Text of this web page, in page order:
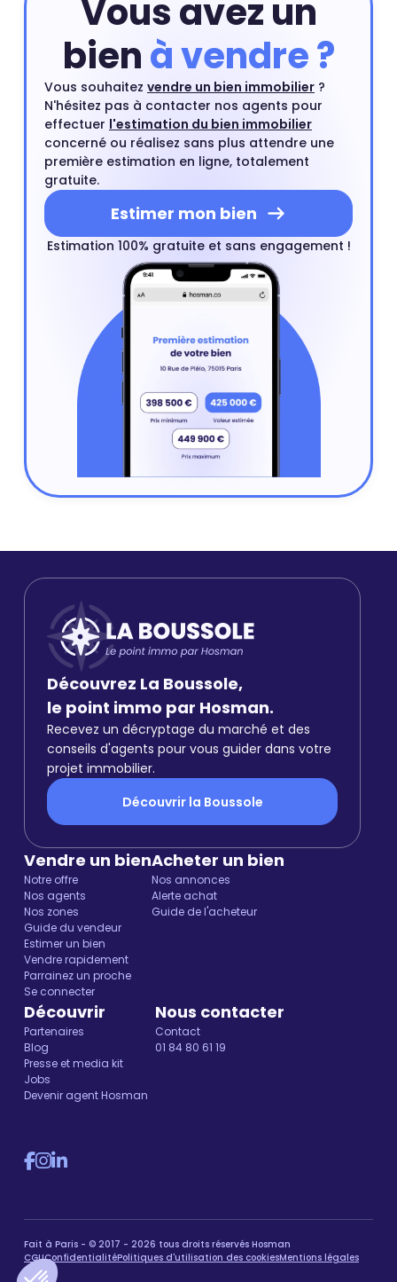
Vous avez un
bienà vendre ?
Vous souhaitez vendre un bien immobilier ?
N'hésitez pas à contacter nos agents pour
effectuer l'estimation du bien immobilier
concerné ou réalisez sans plus attendre une
première estimation en ligne, totalement
gratuite.
Estimer mon bien
Estimation 100% gratuite et sans engagement !
Découvrez La Boussole,
le point immo par Hosman.
Recevez un décryptage du marché et des
conseils d'agents pour vous guider dans votre
projet immobilier.
Découvrir la Boussole
Vendre un bien
Notre offre
Nos agents
Nos zones
Guide du vendeur
Estimer un bien
Vendre rapidement
Parrainez un proche
Se connecter
Acheter un bien
Nos annonces
Alerte achat
Guide de l'acheteur
Découvrir
Partenaires
Blog
Presse et media kit
Jobs
Devenir agent Hosman
Nous contacter
Contact
01 84 80 61 19
Fait à Paris - © 2017 - 2026 tous droits réservés Hosman
CGUConfidentialitéPolitiques d'utilisation des cookiesMentions légales